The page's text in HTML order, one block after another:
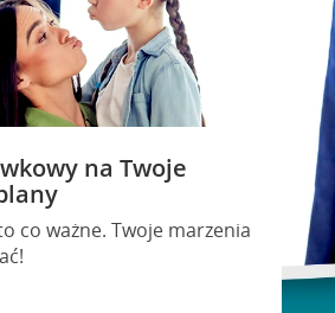
na Twoje
co ważne. Twoje marzenia